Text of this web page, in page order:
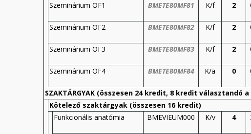
Szeminárium OF1 BMETE80MF81 K/f 2
Szeminárium OF2 BMETE80MF82 K/f 2
Szeminárium OF3 BMETE80MF83 K/f 2
Szeminárium OF4 BMETE80MF84 K/a 0
SZAKTÁRGYAK (összesen 24 kredit, 8 kredit
Kötelező szaktárgyak (összesen 16 kredit)
Funkcionális anatómia
BMEVIEUM000 K/v 4